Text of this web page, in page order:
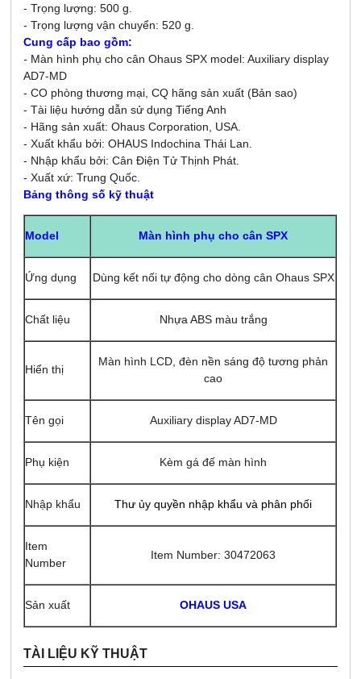
- Trọng lượng: 500 g.
- Trọng lượng vận chuyển: 520 g.
Cung cấp bao gồm:
- Màn hình phụ cho cân Ohaus SPX model: Auxiliary display
AD7-MD
- CO phòng thương mại, CQ hãng sản xuất (Bản sao)
- Tài liệu hướng dẫn sử dụng Tiếng Anh
- Hãng sản xuất: Ohaus Corporation, USA.
- Xuất khẩu bởi: OHAUS Indochina Thái Lan.
- Nhập khẩu bởi: Cân Điện Tử Thịnh Phát.
- Xuất xứ: Trung Quốc.
Bảng thông số kỹ thuật
Model Màn hình phụ cho cân SPX
Ứng dụng Dùng kết nối tự động cho dòng cân Ohaus SPX
Chất liệu Nhựa ABS màu trắng
Hiển thị
Màn hình LCD, đèn nền sáng độ tương phản
cao
Tên gọi Auxiliary display AD7-MD
Phụ kiện Kèm gá đế màn hình
Nhập khẩu Thư ủy quyền nhập khẩu và phân phối
Item
Number
Item Number: 30472063
Sản xuất OHAUS USA
TÀI LIỆU KỸ THUẬT